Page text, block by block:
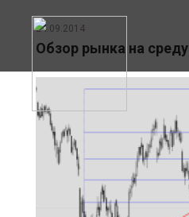
24.09.2014
Обзор рынка на среду